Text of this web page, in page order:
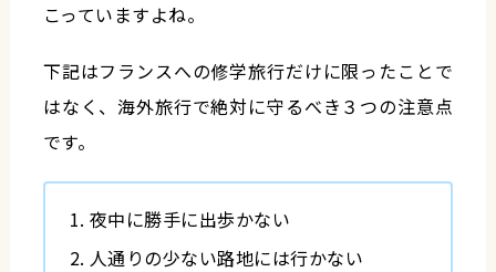
こっていますよね。
下記はフランスへの修学旅行だけに限ったことで
はなく、海外旅行で絶対に守るべき３つの注意点
です。
夜中に勝手に出歩かない
人通りの少ない路地には行かない